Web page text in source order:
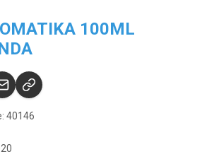
100ML
40146